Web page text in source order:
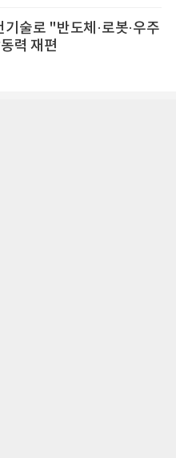
술로 "반도체·로봇·우주
력 재편